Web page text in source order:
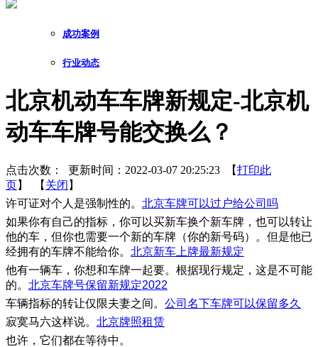
成功案例
行业动态
北京机动车车牌新规定-北京机
动车车牌号能交换么？
点击次数： 更新时间：2022-03-07 20:25:23 【打印此
页】 【 关闭 】
许可证对个人是强制性的。 北京车牌可以过户给公司吗
如果你有自己的指标，你可以买新车换个新车牌，也可以转让
他的车，但你也需要一个新的车牌（你的新号码）。但是他已
经拥有的车牌不能给你。 北京新车上牌最新规定
他有一辆车，你想和车牌一起要。根据现行规定，这是不可能
的。 北京车牌号保留新规定2022
车辆指标的转让仅限夫妻之间。 公司名下车牌可以保留多久
寂寞马六这样说。 北京牌照租赁
也许，它们都在等待中。